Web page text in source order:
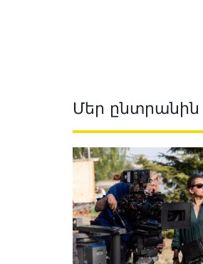
Մեր ընտրանին